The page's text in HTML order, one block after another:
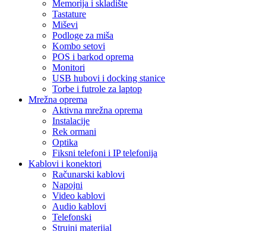
Memorija i skladište
Tastature
Miševi
Podloge za miša
Kombo setovi
POS i barkod oprema
Monitori
USB hubovi i docking stanice
Torbe i futrole za laptop
Mrežna oprema
Aktivna mrežna oprema
Instalacije
Rek ormani
Optika
Fiksni telefoni i IP telefonija
Kablovi i konektori
Računarski kablovi
Napojni
Video kablovi
Audio kablovi
Telefonski
Strujni materijal